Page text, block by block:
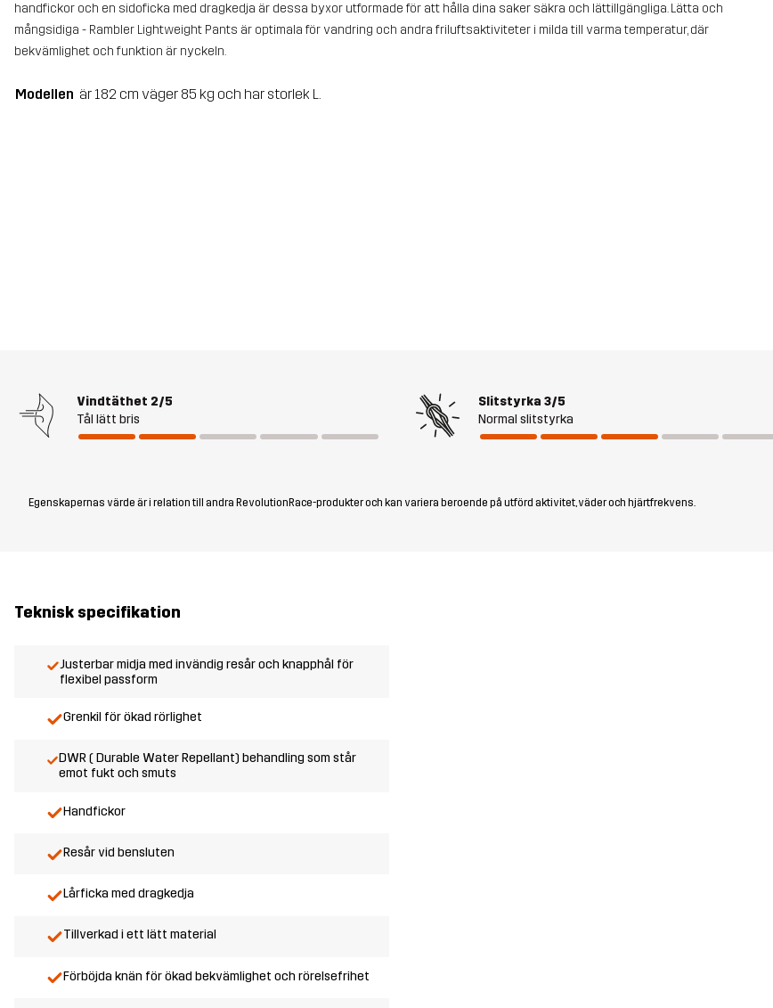
handfickor och en sidoficka med dragkedja är dessa byxor utformade för att hålla dina saker säkra och lättillgängliga. Lätta och
mångsidiga - Rambler Lightweight Pants är optimala för vandring och andra friluftsaktiviteter i milda till varma temperatur, där
bekvämlighet och funktion är nyckeln.
Modellen är 182 cm väger 85 kg och har storlek L.
Vindtäthet 2/5
Tål lätt bris
Slitstyrka 3/5
Normal slitstyrka
Egenskapernas värde är i relation till andra RevolutionRace-produkter och kan variera beroende på utförd aktivitet, väder och hjärtfrekvens.
Teknisk specifikation
Justerbar midja med invändig resår och knapphål för
flexibel passform
Grenkil för ökad rörlighet
DWR ( Durable Water Repellant) behandling som står
emot fukt och smuts
Handfickor
Resår vid bensluten
Lårficka med dragkedja
Tillverkad i ett lätt material
Förböjda knän för ökad bekvämlighet och rörelsefrihet